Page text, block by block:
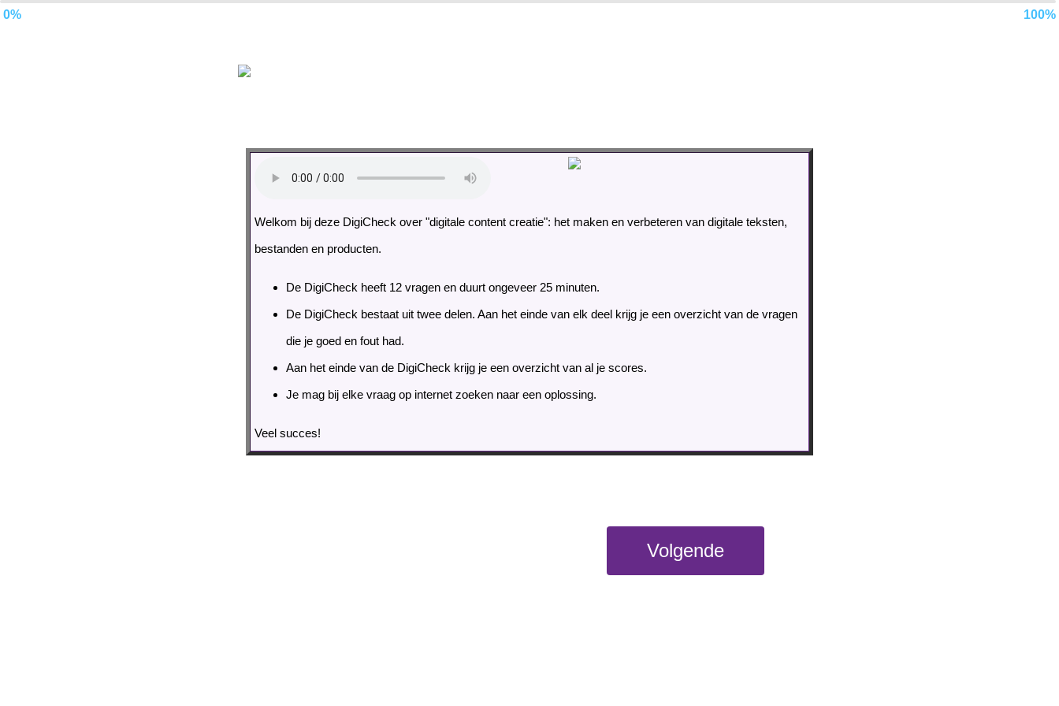
Welkom bij deze DigiCheck over "digitale content creatie": het maken en verbeteren van digitale teksten,
bestanden en producten.
De DigiCheck heeft 12 vragen en duurt ongeveer 25 minuten.
De DigiCheck bestaat uit twee delen. Aan het einde van elk deel krijg je een overzicht van de vragen
die je goed en fout had.
Aan het einde van de DigiCheck krijg je een overzicht van al je scores.
Je mag bij elke vraag op internet zoeken naar een oplossing.
Veel succes!
0% 100%